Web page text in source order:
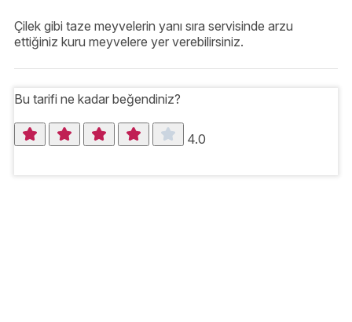
Çilek gibi taze meyvelerin yanı sıra servisinde arzu
ettiğiniz kuru meyvelere yer verebilirsiniz.
Bu tarifi ne kadar beğendiniz?
4.0